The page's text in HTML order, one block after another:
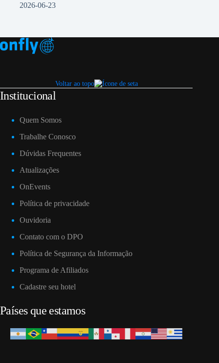
2026-06-23
Voltar ao topo
Institucional
Quem Somos
Trabalhe Conosco
Dúvidas Frequentes
Atualizações
OnEvents
Política de privacidade
Ouvidoria
Contato com o DPO
Política de Segurança da Informação
Programa de Afiliados
Cadastre seu hotel
Países que estamos